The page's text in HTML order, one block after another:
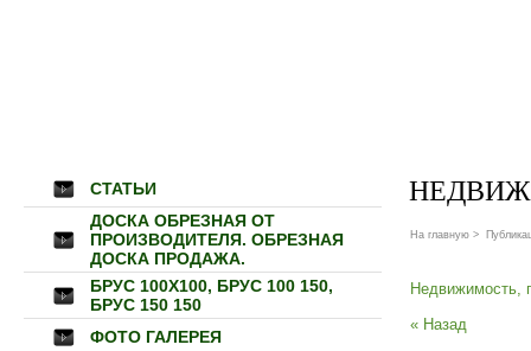
СТАТЬИ
ДОСКА ОБРЕЗНАЯ ОТ
ПРОИЗВОДИТЕЛЯ. ОБРЕЗНАЯ
ДОСКА ПРОДАЖА.
БРУС 100Х100, БРУС 100 150,
БРУС 150 150
ФОТО ГАЛЕРЕЯ
На главную >
Недвижимость,
« Назад